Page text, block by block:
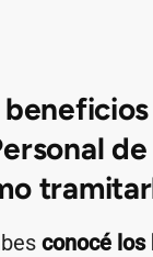
conocé